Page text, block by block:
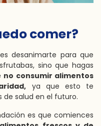
comer?
desanimarte para que
sino que hagas
no consumir alimentos
ya que esto te
de salud en el futuro.
es que comiences